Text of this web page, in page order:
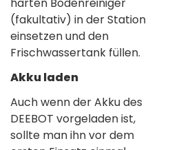
(fakultativ) in der Station
einsetzen und den
Frischwassertank füllen.
Akku laden
Auch wenn der Akku des
DEEBOT vorgeladen ist,
sollte man ihn vor dem